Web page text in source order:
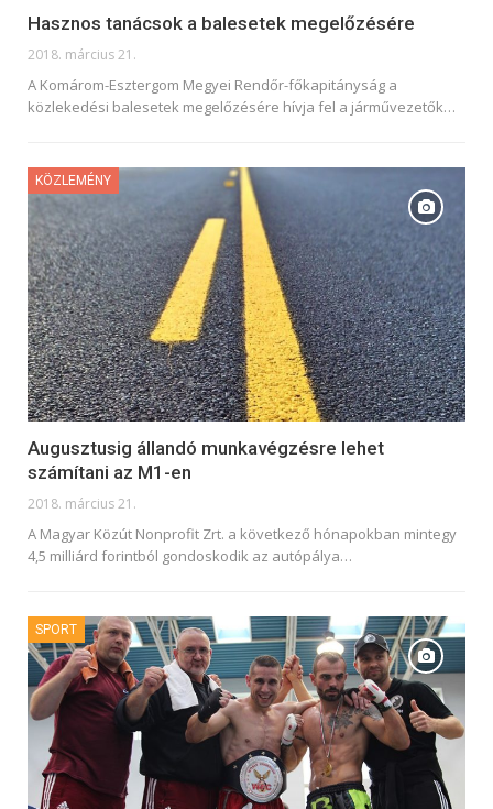
Hasznos tanácsok a balesetek megelőzésére
2018. március 21.
A Komárom-Esztergom Megyei Rendőr-főkapitányság a
közlekedési balesetek megelőzésére hívja fel a járművezetők…
KÖZLEMÉNY
Augusztusig állandó munkavégzésre lehet
számítani az M1-en
2018. március 21.
A Magyar Közút Nonprofit Zrt. a következő hónapokban mintegy
4,5 milliárd forintból gondoskodik az autópálya…
SPORT